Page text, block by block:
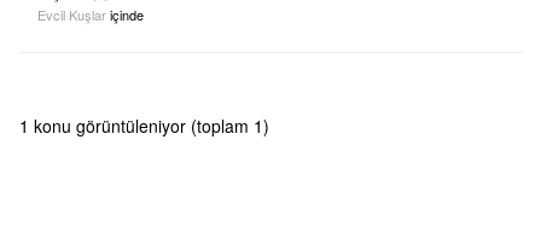
Evcil Kuşlariçinde
1 konu görüntüleniyor (toplam 1)